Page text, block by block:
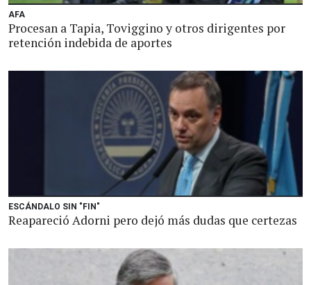
AFA
Procesan a Tapia, Toviggino y otros dirigentes por
retención indebida de aportes
ESCÁNDALO SIN "FIN"
Reapareció Adorni pero dejó más dudas que certezas